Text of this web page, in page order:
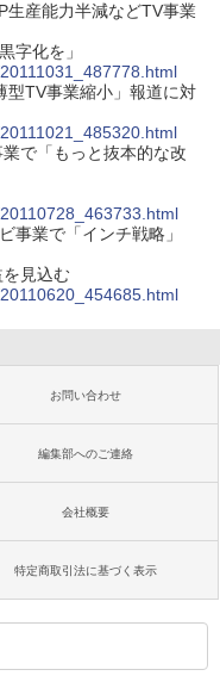
生産能力半減などTV事業
字化を」
型TV事業縮小」報道に対
で「もっと抜本的な改
事業で「インチ戦略」
見込む
お問い合わせ
編集部へのご連絡
会社概要
特定商取引法に基づく表示